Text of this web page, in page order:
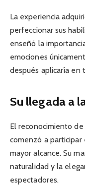
La experiencia
perfeccionar sus
enseñó la
emociones
después aplicaría en
Su llegada a
El reconocimiento
comenzó a
mayor alcance. Su
naturalidad y la
espectadores.